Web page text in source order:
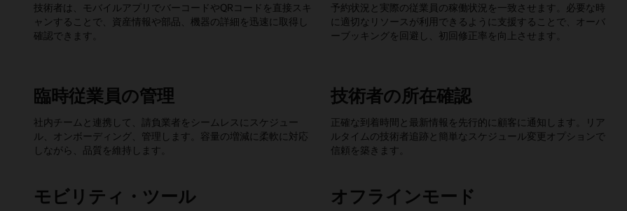
技術者は、モバイルアプリでバーコードやQRコードを直接スキ
ャンすることで、資産情報や部品、機器の詳細を迅速に取得し
確認できます。
予約状況と実際の従業員の稼働状況を一致させます。必要な時
に適切なリソースが利用できるように支援することで、オーバ
ーブッキングを回避し、初回修正率を向上させます。
臨時従業員の管理
社内チームと連携して、請負業者をシームレスにスケジュー
ル、オンボーディング、管理します。容量の増減に柔軟に対応
しながら、品質を維持します。
技術者の所在確認
正確な到着時間と最新情報を先行的に顧客に通知します。リア
ルタイムの技術者追跡と簡単なスケジュール変更オプションで
信頼を築きます。
モビリティ・ツール オフラインモード